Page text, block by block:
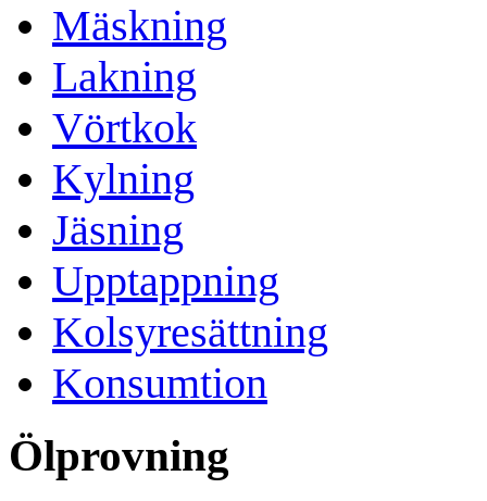
Mäskning
Lakning
Vörtkok
Kylning
Jäsning
Upptappning
Kolsyresättning
Konsumtion
Ölprovning